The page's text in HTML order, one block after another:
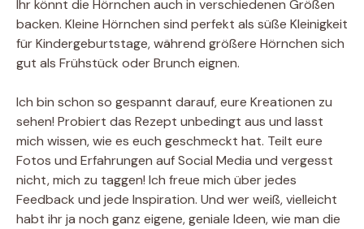
Ihr könnt die Hörnchen auch in verschiedenen Größen
backen. Kleine Hörnchen sind perfekt als süße Kleinigkeit
für Kindergeburtstage, während größere Hörnchen sich
gut als Frühstück oder Brunch eignen.
Ich bin schon so gespannt darauf, eure Kreationen zu
sehen! Probiert das Rezept unbedingt aus und lasst
mich wissen, wie es euch geschmeckt hat. Teilt eure
Fotos und Erfahrungen auf Social Media und vergesst
nicht, mich zu taggen! Ich freue mich über jedes
Feedback und jede Inspiration. Und wer weiß, vielleicht
habt ihr ja noch ganz eigene, geniale Ideen, wie man die